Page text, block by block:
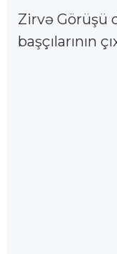
Zirvə Görüşü
başçılarının